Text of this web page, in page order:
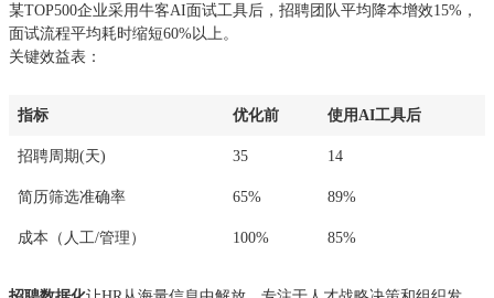
某TOP500企业采用牛客AI面试工具后，招聘团队平均降本增效15%，
面试流程平均耗时缩短60%以上。
关键效益表：
指标 优化前 使用AI工具后
招聘周期(天) 35 14
简历筛选准确率 65% 89%
成本（人工/管理） 100% 85%